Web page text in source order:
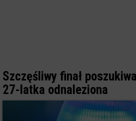
Szczęśliwy finał
27-latka odnaleziona